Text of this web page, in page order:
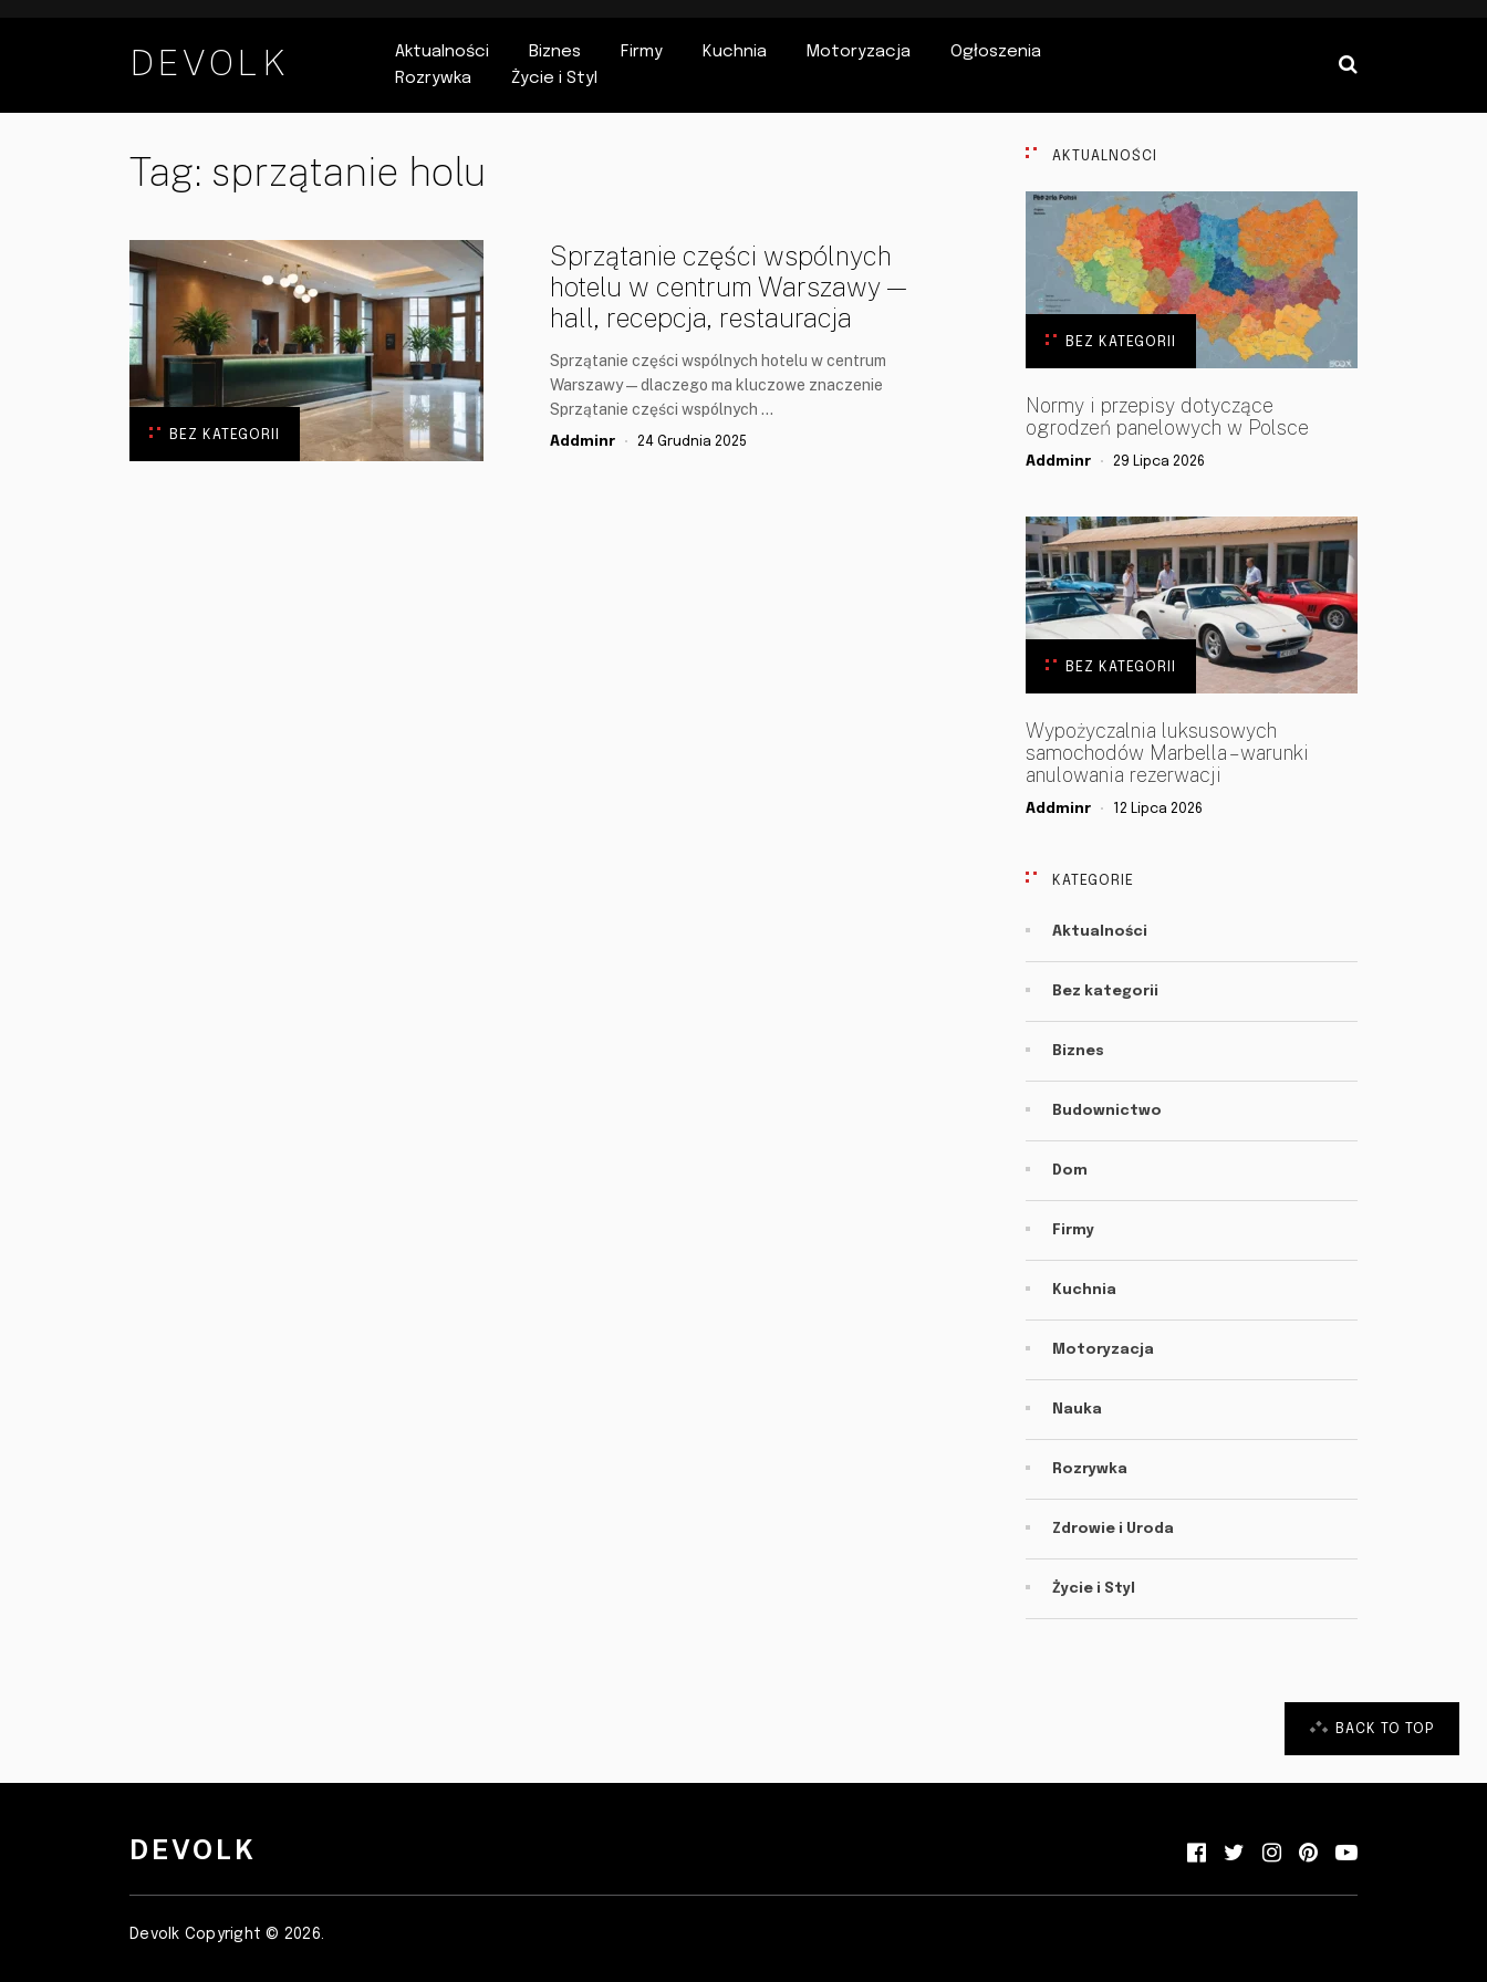
DEVOLK Aktualności Biznes Firmy Kuchnia Motoryzacja
Ogłoszenia
Rozrywka
Życie i Styl
Tag: sprzątanie holu
BEZ KATEGORII
Sprzątanie części wspólnych
hotelu w centrum Warszawy —
hall, recepcja, restauracja
Sprzątanie części wspólnych hotelu w centrum
Warszawy — dlaczego ma kluczowe znaczenie
Sprzątanie części wspólnych …
Addminr 24 Grudnia 2025
AKTUALNOŚCI
BEZ KATEGORII
Normy i przepisy dotyczące
ogrodzeń panelowych w Polsce
Addminr 29 Lipca 2026
BEZ KATEGORII
Wypożyczalnia luksusowych
samochodów Marbella – warunki
anulowania rezerwacji
Addminr 12 Lipca 2026
KATEGORIE
Aktualności
Bez kategorii
Biznes
Budownictwo
Dom
Firmy
Kuchnia
Motoryzacja
Nauka
Rozrywka
Zdrowie i Uroda
Życie i Styl
BACK TO TOP
DEVOLK
Devolk Copyright © 2026.